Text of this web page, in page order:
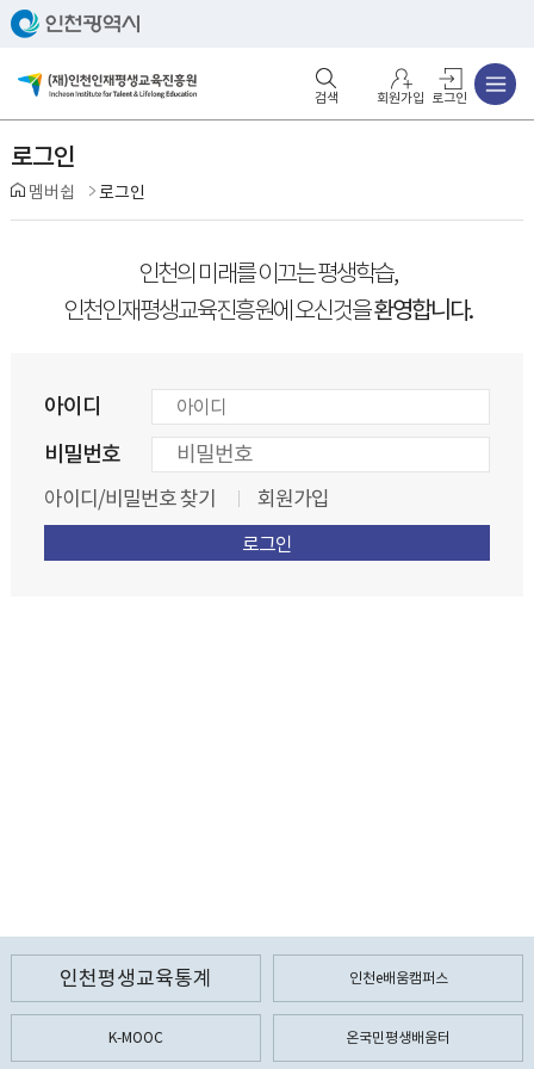
회원가입 로그인
로그인
멤버쉽 로그인
인천의 미래를 이끄는 평생학습,
인천인재평생교육진흥원에 오신것을환영합니다.
아이디
비밀번호
아이디/비밀번호 찾기 회원가입
인천평생교육통계 인천e배움캠퍼스
K-MOOC 온국민평생배움터